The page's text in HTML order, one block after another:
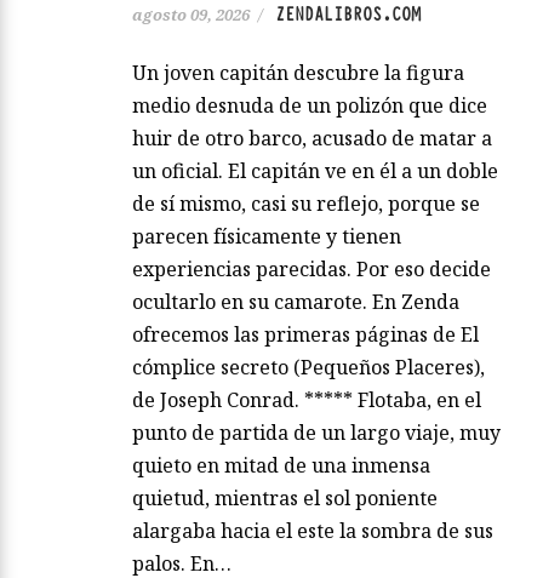
agosto 09, 2026 / ZENDALIBROS.COM
Un joven capitán descubre la figura
medio desnuda de un polizón que dice
huir de otro barco, acusado de matar a
un oficial. El capitán ve en él a un doble
de sí mismo, casi su reflejo, porque se
parecen físicamente y tienen
experiencias parecidas. Por eso decide
ocultarlo en su camarote. En Zenda
ofrecemos las primeras páginas de El
cómplice secreto (Pequeños Placeres),
de Joseph Conrad. ***** Flotaba, en el
punto de partida de un largo viaje, muy
quieto en mitad de una inmensa
quietud, mientras el sol poniente
alargaba hacia el este la sombra de sus
palos. En…